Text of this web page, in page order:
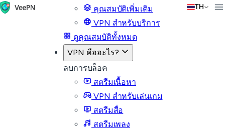
คุณสมบัติเพิ่มเติม
VPN สำหรับบริการ
ดูคุณสมบัติทั้งหมด
VPN คืออะไร?
ลบการบล็อค
สตรีมเนื้อหา
VPN สำหรับเล่นเกม
สตรีมสื่อ
สตรีมเพลง
TH